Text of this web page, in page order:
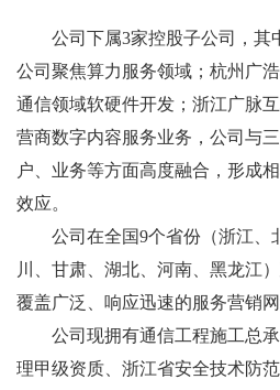
公司下属3家控股子公司，其
公司聚焦算力服务领域；杭州广
通信领域软硬件开发；浙江广脉
营商数字内容服务业务，公司与
户、业务等方面高度融合，形成
效应。
公司在全国9个省份（浙江、
川、甘肃、湖北、河南、黑龙江
覆盖广泛、响应迅速的服务营销
公司现拥有通信工程施工总
理甲级资质、浙江省安全技术防